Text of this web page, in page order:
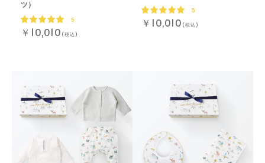
ツ）
5
￥10,010 (税込)
5
￥10,010 (税込)